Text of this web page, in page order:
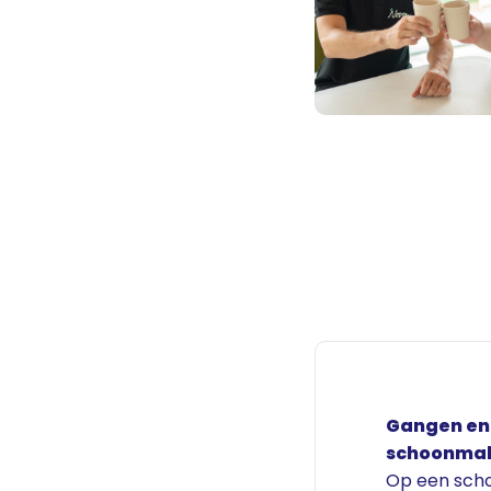
Gangen
Op een